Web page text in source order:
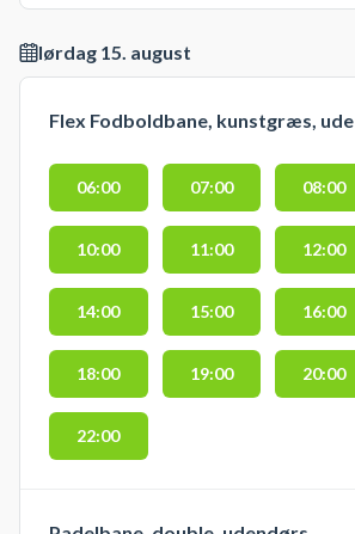
lørdag 15. august
Flex Fodboldbane, kunstgræs, ude
06:00 07:00 08:00
10:00 11:00 12:00
14:00 15:00 16:00
18:00 19:00 20:00
22:00